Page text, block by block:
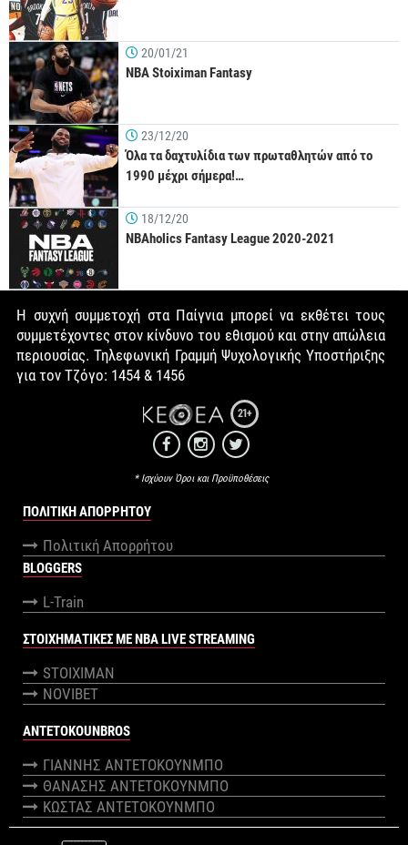
20/01/21
NBA Stoiximan Fantasy
23/12/20
Όλα τα δαχτυλίδια των πρωταθλητών από το
1990 μέχρι σήμερα!…
18/12/20
NBAholics Fantasy League 2020-2021
Η συχνή συμμετοχή στα Παίγνια μπορεί να εκθέτει τους
συμμετέχοντες στον κίνδυνο του εθισμού και στην απώλεια
περιουσίας. Τηλεφωνική Γραμμή Ψυχολογικής Υποστήριξης
για τον Τζόγο: 1454 & 1456
21+
* Ισχύουν Όροι και Προϋποθέσεις
ΠΟΛΙΤΙΚΉ ΑΠΟΡΡΉΤΟΥ
Πολιτική Απορρήτου
BLOGGERS
L-Train
ΣΤΟΙΧΗΜΑΤΙΚΕΣ ΜΕ NBA LIVE STREAMING
STOIXIMAN
NOVIBET
ANTETOKOUNBROS
ΓΙΑΝΝΗΣ ΑΝΤΕΤΟΚΟΥΝΜΠΟ
ΘΑΝΑΣΗΣ ΑΝΤΕΤΟΚΟΥΝΜΠΟ
ΚΩΣΤΑΣ ΑΝΤΕΤΟΚΟΥΝΜΠΟ